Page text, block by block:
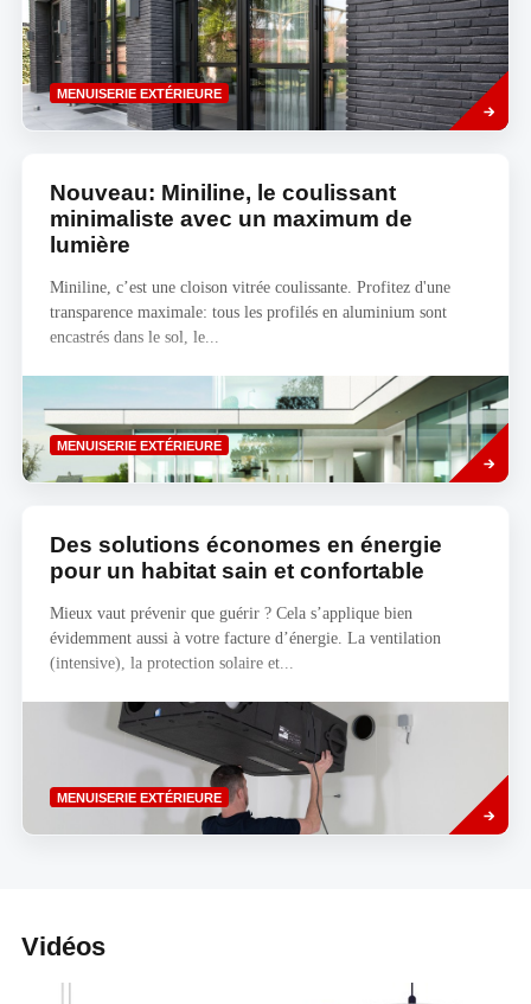
MENUISERIE EXTÉRIEURE
Savoir
plus
Nouveau: Miniline, le coulissant
minimaliste avec un maximum de
lumière
Miniline, c’est une cloison vitrée coulissante. Profitez d'une
transparence maximale: tous les profilés en aluminium sont
encastrés dans le sol, le...
MENUISERIE EXTÉRIEURE
Savoir
plus
Des solutions économes en énergie
pour un habitat sain et confortable
Mieux vaut prévenir que guérir ? Cela s’applique bien
évidemment aussi à votre facture d’énergie. La ventilation
(intensive), la protection solaire et...
MENUISERIE EXTÉRIEURE
Savoir
plus
Vidéos